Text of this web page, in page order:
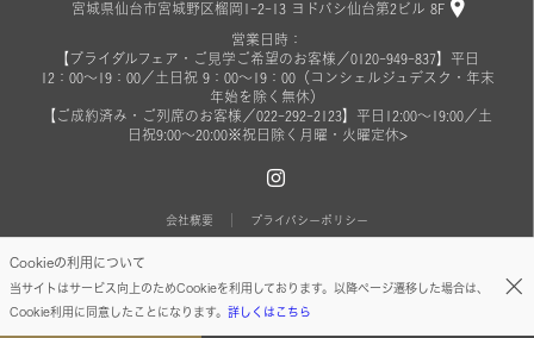
Cookieの利用について
当サイトはサービス向上のためCookieを利用しております。以降ページ遷移した場合は、
Cookie利用に同意したことになります。 詳しくはこちら
宮城県仙台市宮城野区榴岡1-2-13 ヨドバシ仙台第2ビル 8F
営業日時：
【ブライダルフェア・ご見学ご希望のお客様／0120-949-837】平日
12：00～19：00／土日祝 9：00～19：00（コンシェルジュデスク・年末
年始を除く無休）
【ご成約済み・ご列席のお客様／022-292-2123】平日12:00～19:00／土
日祝9:00～20:00※祝日除く月曜・火曜定休>
会社概要 プライバシーポリシー